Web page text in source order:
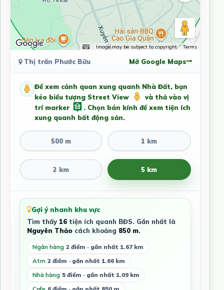
Image may be subject to copyright Terms
Thị trấn Phước Bữu Mở Google Maps
Để xem cảnh quan xung quanh Nhà Đất, bạn
kéo biểu tượng Street View
và thả vào vị
trí marker
. Chọn bán kính để xem tiện ích
xung quanh bất động sản.
500 m 1 km
2 km 5 km
Gợi ý nhanh khu vực
Tìm thấy 16tiện ích quanh BĐS. Gần nhất là
Nguyên Thảocách khoảng 850 m.
Ngân hàng 2 điểm · gần nhất 1.67 km
Atm 2 điểm · gần nhất 1.66 km
Nhà hàng 5 điểm · gần nhất 1.09 km